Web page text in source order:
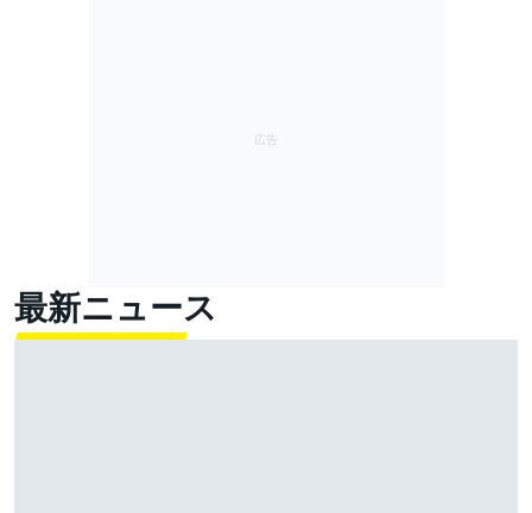
最新ニュース